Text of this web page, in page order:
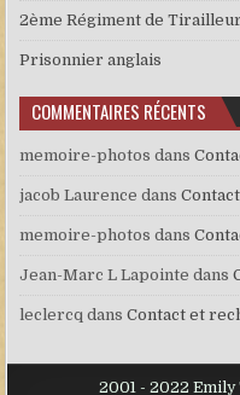
2ème Régiment de
Prisonnier anglais
COMMENTAIRES RÉCENTS
memoire-photos dans
jacob Laurence dans
memoire-photos dans
Jean-Marc L Lapointe dans
leclercq dansContact et
2001 - 2022